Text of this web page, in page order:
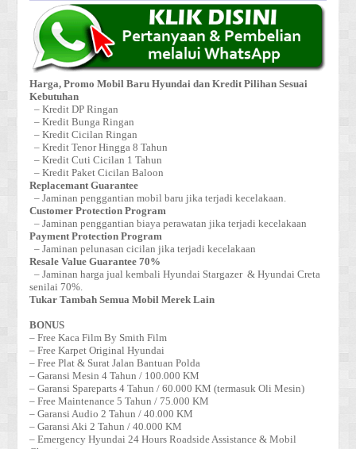
Harga, Promo Mobil Baru Hyundai dan Kredit Pilihan Sesuai
Kebutuhan
– Kredit DP Ringan
– Kredit Bunga Ringan
– Kredit Cicilan Ringan
– Kredit Tenor Hingga 8 Tahun
– Kredit Cuti Cicilan 1 Tahun
– Kredit Paket Cicilan Baloon
Replacemant Guarantee
– Jaminan penggantian mobil baru jika terjadi kecelakaan.
Customer Protection Program
– Jaminan penggantian biaya perawatan jika terjadi kecelakaan
Payment Protection Program
– Jaminan pelunasan cicilan jika terjadi kecelakaan
Resale Value Guarantee 70%
– Jaminan harga jual kembali Hyundai Stargazer & Hyundai Creta
senilai 70%.
Tukar Tambah Semua Mobil Merek Lain
BONUS
– Free Kaca Film By Smith Film
– Free Karpet Original Hyundai
– Free Plat & Surat Jalan Bantuan Polda
– Garansi Mesin 4 Tahun / 100.000 KM
– Garansi Spareparts 4 Tahun / 60.000 KM (termasuk Oli Mesin)
– Free Maintenance 5 Tahun / 75.000 KM
– Garansi Audio 2 Tahun / 40.000 KM
– Garansi Aki 2 Tahun / 40.000 KM
– Emergency Hyundai 24 Hours Roadside Assistance & Mobil